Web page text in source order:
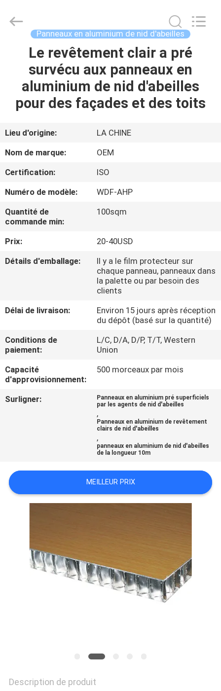
MAISON
PRODUITS
AU
SUJET
DE
NOUS
VISITE
D'USINE
CONTRÔLE
DE
CONTACTEZ-
NOUVELLES
POLITIQUE
Composite
Material
Panneaux en aluminium de nid d'abeilles
Le revêtement clair a pré
survécu aux panneaux en
aluminium de nid d'abeilles
pour des façades et des toits
Lieu d'origine:
LA CHINE
Nom de marque:
OEM
Certification:
ISO
Numéro de modèle:
WDF-AHP
Quantité de
commande min:
100sqm
Prix:
20-40USD
Détails d'emballage:
Il y a le film protecteur sur
chaque panneau, panneaux dans
la palette ou par besoin des
clients
Délai de livraison:
Environ 15 jours après réception
du dépôt (basé sur la quantité)
Conditions de
paiement:
L/C, D/A, D/P, T/T, Western
Union
Capacité
d'approvisionnement:
500 morceaux par mois
Surligner:
Panneaux en aluminium pré superficiels
par les agents de nid d'abeilles
,
Panneaux en aluminium de revêtement
clairs de nid d'abeilles
,
panneaux en aluminium de nid d'abeilles
de la longueur 10m
MEILLEUR PRIX
Description de produit